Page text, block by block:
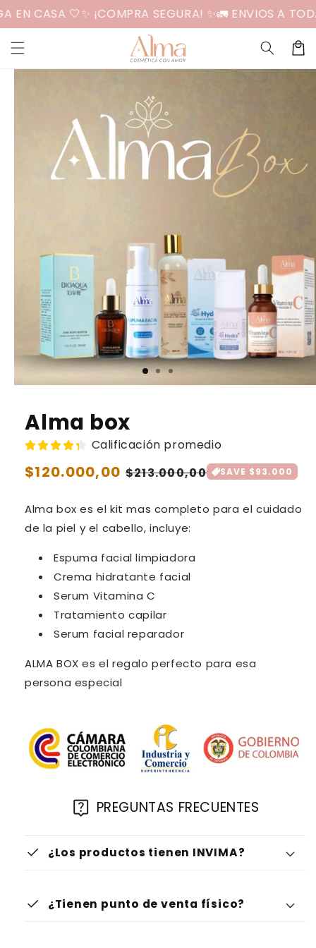
contenido
CASA 🤍 ✨ ¡COMPRA SEGURA! ✨ 🚛 ENVIOS A
Carrito
Alma box
Calificación promedio
Precio
$120.000,00 Precio
oferta
$213.000,00 SAVE $93.000
Alma box es el kit mas completo para el cuidado
de la piel y el cabello, incluye:
Espuma facial limpiadora
Crema hidratante facial
Serum Vitamina C
Tratamiento capilar
Serum facial reparador
ALMA BOX es el regalo perfecto para esa
persona especial
live_help PREGUNTAS FRECUENTES
check ¿Los productos tienen INVIMA?
check ¿Tienen punto de venta físico?